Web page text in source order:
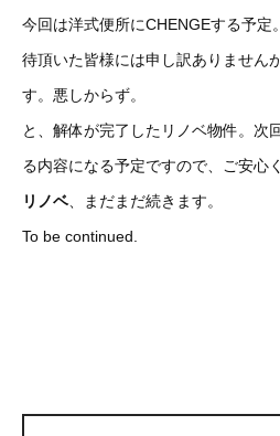
今回は洋式便所にCHENGEする予定
待頂いた皆様には申し訳ありません
す。悪しからず。
と、解体が完了したリノベ物件。次
る内容になる予定ですので、ご安心
リノベ、まだまだ続きます。
To be continued.